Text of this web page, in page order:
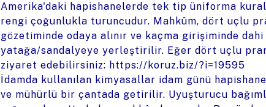
Amerika'daki hapishanelerde tek tip üniforma
rengi çoğunlukla turuncudur. Mahkûm, dört uçlu
gözetiminde odaya alınır ve kaçma girişiminde
yatağa/sandalyeye yerleştirilir. Eğer dört uçlu
ziyaret edebilirsiniz: https://koruz.biz/?i=19595
İdamda kullanılan kimyasallar idam günü
ve mühürlü bir çantada getirilir. Uyuşturucu